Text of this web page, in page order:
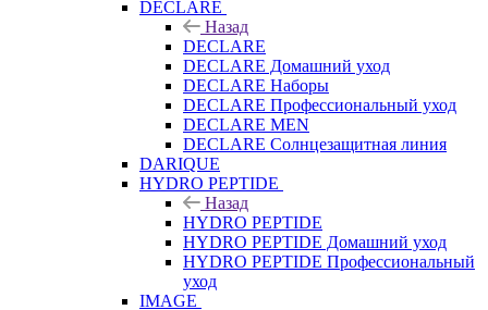
DECLARE
Назад
DECLARE
DECLARE Домашний уход
DECLARE Наборы
DECLARE Профессиональный уход
DECLARE MEN
DECLARE Солнцезащитная линия
DARIQUE
HYDRO PEPTIDE
Назад
HYDRO PEPTIDE
HYDRO PEPTIDE Домашний уход
HYDRO PEPTIDE Профессиональный
уход
IMAGE